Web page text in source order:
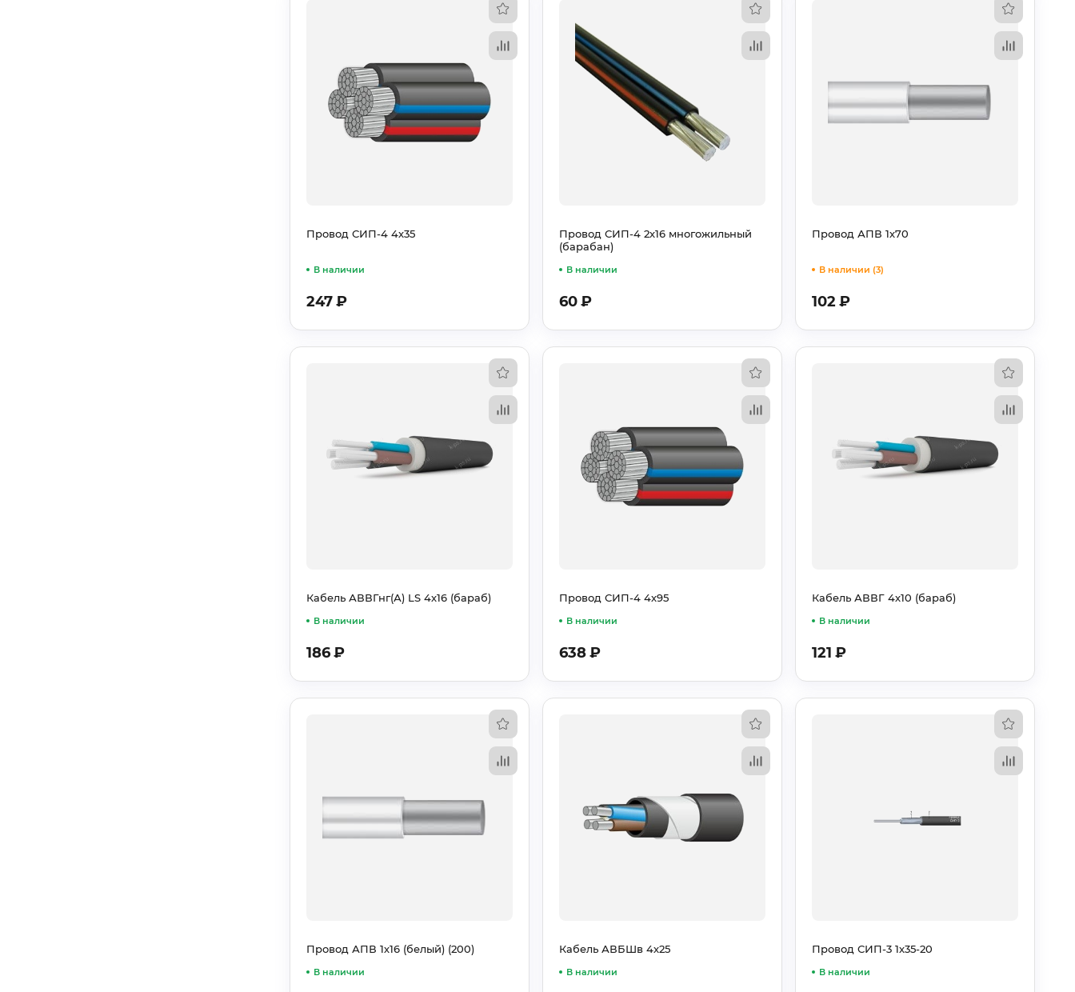
В наличии
Провод СИП-4 4х35
247₽
В наличии
Провод СИП-4 2х16 многожильный
(барабан)
60₽
В наличии (3)
Провод АПВ 1х70
102₽
В наличии
Кабель АВВГнг(А) LS 4х16 (бараб)
186₽
В наличии
Провод СИП-4 4х95
638₽
В наличии
Кабель АВВГ 4х10 (бараб)
121 ₽
В наличии
Провод АПВ 1х16 (белый) (200)
В наличии
Кабель АВБШв 4х25
В наличии
Провод СИП-3 1х35-20